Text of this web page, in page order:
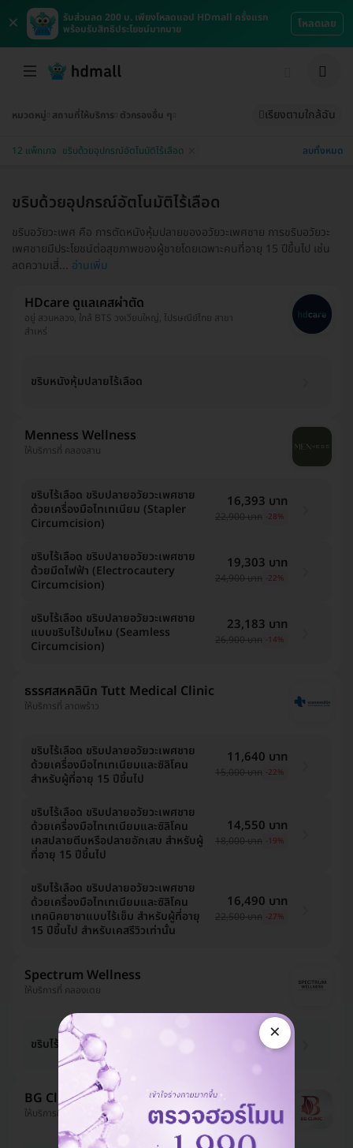
×
รับส่วนลด 200 บ. เพียงโหลดแอป HDmall ครั้งแรก
พร้อมรับสิทธิประโยชน์มากมาย
โหลดเลย
หมวดหมู่ สถานที่ให้บริการ ตัวกรองอื่น ๆ เรียงตามใกล้ฉัน
12 แพ็กเกจ ขริบด้วยอุปกรณ์อัตโนมัติไร้เลือด ลบทั้งหมด
ขริบด้วยอุปกรณ์อัตโนมัติไร้เลือด
ขริบอวัยวะเพศ คือ การตัดหนังหุ้มปลายของอวัยวะเพศชาย การขริบอวัยวะ
เพศชายมีประโยชน์ต่อสุขภาพของผู้ชายโดยเฉพาะคนที่อายุ 15 ปีขึ้นไป เช่น
ลดความเสี่... อ่านเพิ่ม
HDcare ดูแลเคสผ่าตัด
อยู่ สวนหลวง, ใกล้ BTS วงเวียนใหญ่, ไปรษณีย์ไทย สาขา
สำเหร่
ขริบหนังหุ้มปลายไร้เลือด
Menness Wellness
ให้บริการที่ คลองสาน
ขริบไร้เลือด ขริบปลายอวัยวะเพศชาย
ด้วยเครื่องมือไทเทเนียม (Stapler
Circumcision)
16,393 บาท
22,900 บาท -28%
ขริบไร้เลือด ขริบปลายอวัยวะเพศชาย
ด้วยมีดไฟฟ้า (Electrocautery
Circumcision)
19,303 บาท
24,900 บาท -22%
ขริบไร้เลือด ขริบปลายอวัยวะเพศชาย
แบบขริบไร้ปมไหม (Seamless
Circumcision)
23,183 บาท
26,900 บาท -14%
ธรรศสหคลินิก Tutt Medical Clinic
ให้บริการที่ ลาดพร้าว
ขริบไร้เลือด ขริบปลายอวัยวะเพศชาย
ด้วยเครื่องมือไทเทเนียมและซิลิโคน
สำหรับผู้ที่อายุ 15 ปีขึ้นไป
11,640 บาท
15,000 บาท -22%
ขริบไร้เลือด ขริบปลายอวัยวะเพศชาย
ด้วยเครื่องมือไทเทเนียมและซิลิโคน
เคสปลายตีบหรือปลายอักเสบ สำหรับผู้
ที่อายุ 15 ปีขึ้นไป
14,550 บาท
18,000 บาท -19%
ขริบไร้เลือด ขริบปลายอวัยวะเพศชาย
ด้วยเครื่องมือไทเทเนียมและซิลิโคน
เทคนิคยาชาแบบไร้เข็ม สำหรับผู้ที่อายุ
15 ปีขึ้นไป สำหรับเคสรีวิวเท่านั้น
16,490 บาท
22,500 บาท -27%
Spectrum Wellness
ให้บริการที่ คลองเตย
ขริบไร้เลือดเครื่องไทเทเนียม 16,393 บาท
-18%
BG Clinic (บีจีคลินิกเวชกรรม)
ให้บริการที่ จตุจักร
×